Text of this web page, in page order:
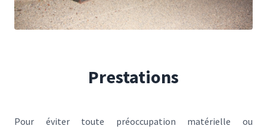
Prestations
Pour éviter toute préoccupation matérielle ou